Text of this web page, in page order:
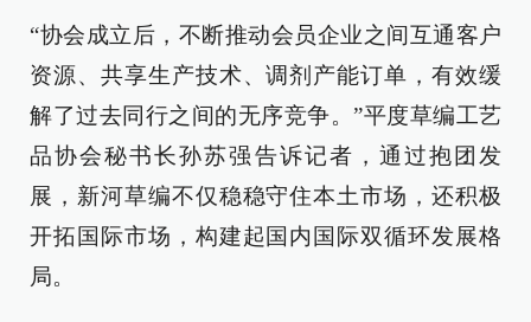
“协会成立后，不断推动会员企业之间互通客户
资源、共享生产技术、调剂产能订单，有效缓
解了过去同行之间的无序竞争。”平度草编工艺
品协会秘书长孙苏强告诉记者，通过抱团发
展，新河草编不仅稳稳守住本土市场，还积极
开拓国际市场，构建起国内国际双循环发展格
局。